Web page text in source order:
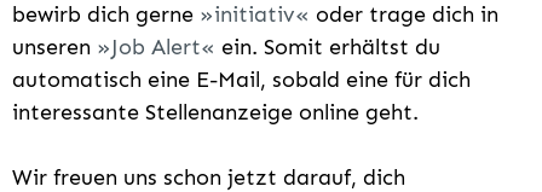
bewirb dich gerne
initiativ
oder trage dich in
unseren
Job Alert
ein. Somit erhältst du
automatisch eine E-Mail, sobald eine für dich
interessante Stellenanzeige online geht.
Wir freuen uns schon jetzt darauf, dich